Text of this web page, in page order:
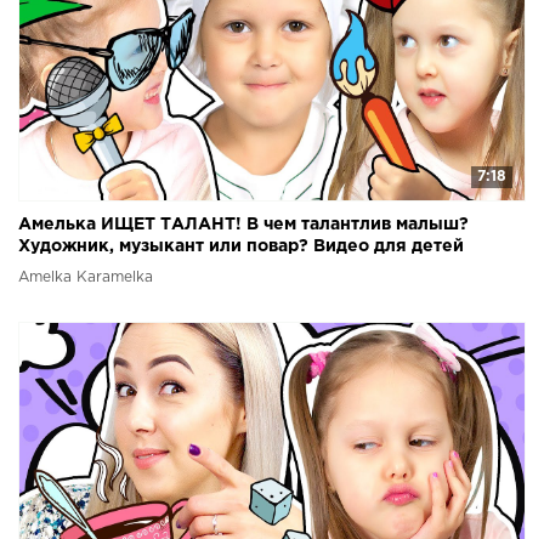
7:18
Амелька ИЩЕТ ТАЛАНТ! В чем талантлив малыш?
Художник, музыкант или повар? Видео для детей
Amelka Karamelka